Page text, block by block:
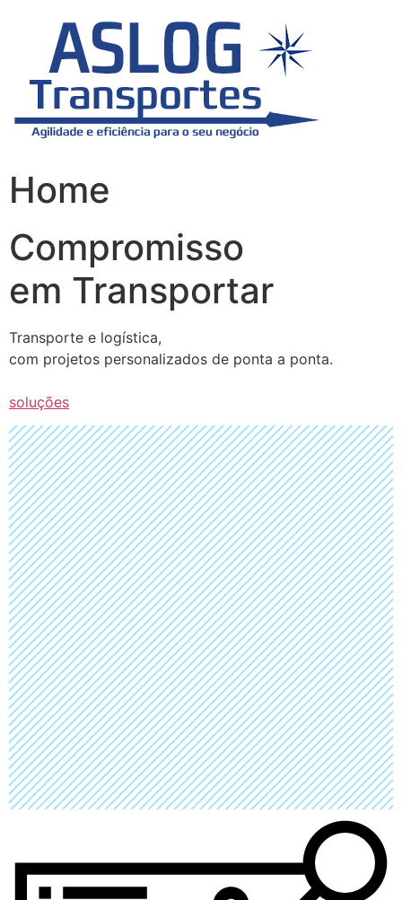
Home
Compromisso
em Transportar
Transporte e logística,
com projetos personalizados de ponta a ponta.
soluções